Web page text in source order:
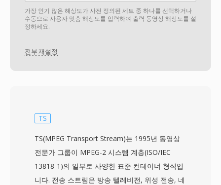
가장 인기 많은 해상도가 사전 정의된 세트 중 하나를 선택하거나
수동으로 사용자 맞춤 해상도를 입력하여 출력 동영상 해상도를 설
정하세요.
전부 재설정
TS
TS(MPEG Transport Stream)는 1995년 동영상
전문가 그룹이 MPEG-2 시스템 계층(ISO/IEC
13818-1)의 일부로 사양한 표준 컨테이너 형식입
니다. 전송 스트림은 방송 텔레비전, 위성 전송, 네